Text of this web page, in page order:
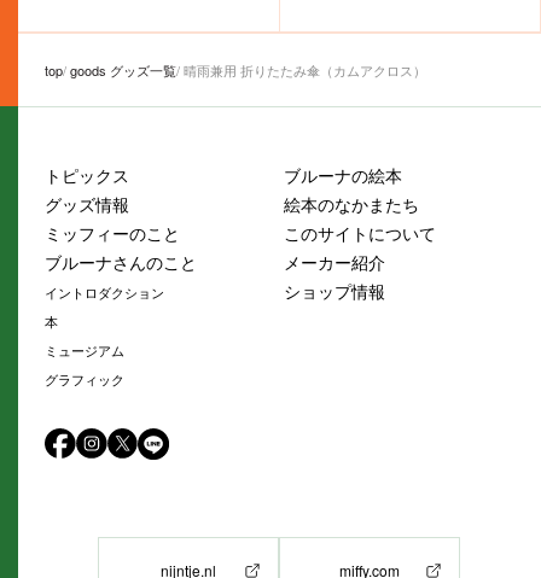
top goods グッズ一覧 晴雨兼用 折りたたみ傘（カムアクロス）
トピックス
グッズ情報
ミッフィーのこと
ブルーナさんのこと
イントロダクション
本
ミュージアム
グラフィック
ブルーナの絵本
絵本のなかまたち
このサイトについて
メーカー紹介
ショップ情報
nijntje.nl miffy.com